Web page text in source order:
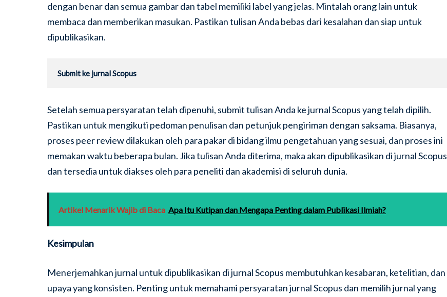
dengan benar dan semua gambar dan tabel memiliki label yang jelas. Mintalah orang lain untuk
membaca dan memberikan masukan. Pastikan tulisan Anda bebas dari kesalahan dan siap untuk
dipublikasikan.
Submit ke jurnal Scopus
Setelah semua persyaratan telah dipenuhi, submit tulisan Anda ke jurnal Scopus yang telah dipilih.
Pastikan untuk mengikuti pedoman penulisan dan petunjuk pengiriman dengan saksama. Biasanya,
proses peer review dilakukan oleh para pakar di bidang ilmu pengetahuan yang sesuai, dan proses ini
memakan waktu beberapa bulan. Jika tulisan Anda diterima, maka akan dipublikasikan di jurnal Scopus
dan tersedia untuk diakses oleh para peneliti dan akademisi di seluruh dunia.
Artikel Menarik Wajib di Baca Apa Itu Kutipan dan Mengapa Penting dalam Publikasi Ilmiah?
Kesimpulan
Menerjemahkan jurnal untuk dipublikasikan di jurnal Scopus membutuhkan kesabaran, ketelitian, dan
upaya yang konsisten. Penting untuk memahami persyaratan jurnal Scopus dan memilih jurnal yang